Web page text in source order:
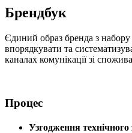
Брендбук
Єдиний образ бренда з набору
впорядкувати та
каналах комунікації зі
Процес
Узгодження технічного